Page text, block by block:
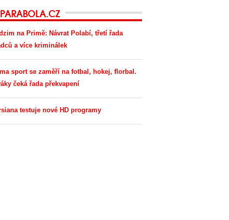
PARABOLA.CZ
na Primě: Návrat Polabí, třetí řada
a více kriminálek
sport se zaměří na fotbal, hokej, florbal.
čeká řada překvapení
testuje nové HD programy